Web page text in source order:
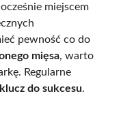
miejscem
pewność co do
mięsa, warto
Regularne
klucz do sukcesu.